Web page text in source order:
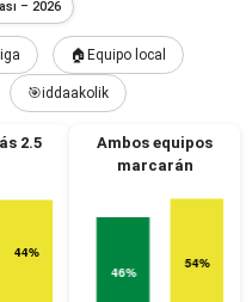
– 2026
🏠Equipo local
🎯iddaakolik
2.5
Ambos equipos
marcarán